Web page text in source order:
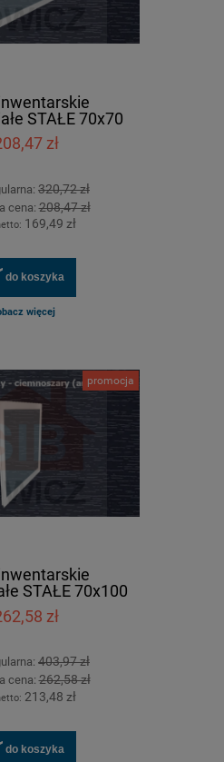
100x110
zł
zł
Okno inwentarskie
STAŁE 70x70
[cm] zł
320,72 zł
cena:208,47 zł
169,49 zł
do koszyka
więcej
STAŁE 70x100
[cm] zł
403,97 zł
cena:262,58 zł
213,48 zł
do koszyka
promocja